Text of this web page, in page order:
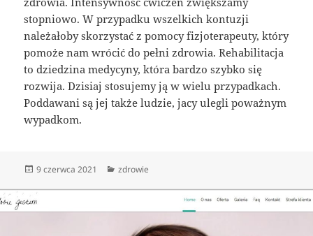
stopniowo. W przypadku wszelkich kontuzji
należałoby skorzystać z pomocy fizjoterapeuty, który
pomoże nam wrócić do pełni zdrowia. Rehabilitacja
to dziedzina medycyny, która bardzo szybko się
rozwija. Dzisiaj stosujemy ją w wielu przypadkach.
Poddawani są jej także ludzie, jacy ulegli poważnym
wypadkom.
Data
9 czerwca 2021 Kategorie
zdrowie